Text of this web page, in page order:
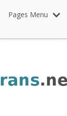
Pages Menu